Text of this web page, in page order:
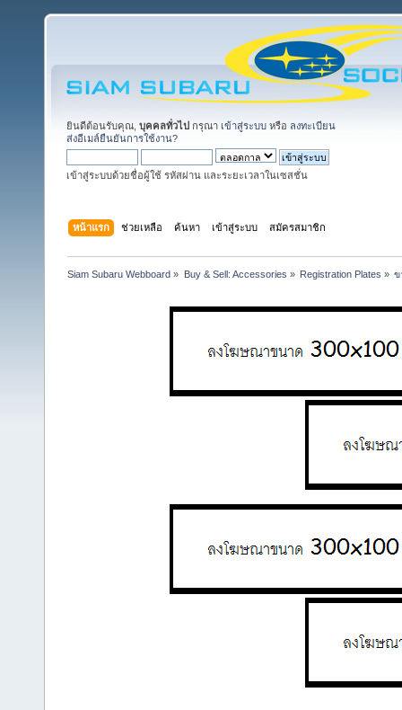
ยินดีต้อนรับคุณ, บุคคลทั่วไป กรุณา เข้าสู่ระบบ หรือ ลงทะเบียน
ส่งอีเมล์ยืนยันการใช้งาน?
เข้าสู่ระบบด้วยชื่อผู้ใช้ รหัสผ่าน และระยะเวลาในเซสชั่น
หน้าแรก ช่วยเหลือ ค้นหา เข้าสู่ระบบ สมัครสมาชิก
Siam Subaru Webboard » Buy & Sell: Accessories » Registration Plates » ข